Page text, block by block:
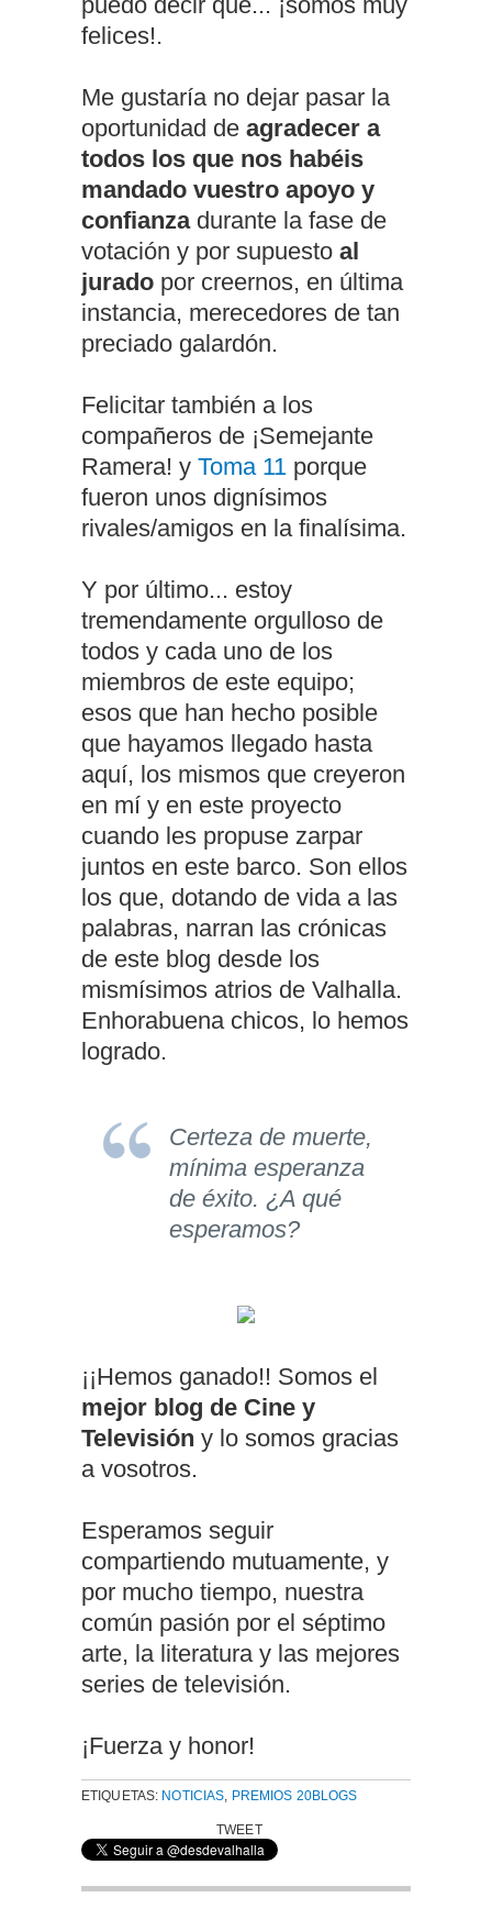
felices!.
Me gustaría no dejar pasar la
oportunidad de agradecer a
todos los que nos habéis
mandado vuestro apoyo y
confianzadurante la fase de
votación y por supuesto al
jurado por creernos, en última
instancia, merecedores de tan
preciado galardón.
Felicitar también a los
compañeros de ¡Semejante
Ramera! y Toma 11 porque
fueron unos dignísimos
rivales/amigos en la finalísima.
Y por último... estoy
tremendamente orgulloso de
todos y cada uno de los
miembros de este equipo;
esos que han hecho posible
que hayamos llegado hasta
aquí, los mismos que creyeron
en mí y en este proyecto
cuando les propuse zarpar
juntos en este barco. Son ellos
los que, dotando de vida a las
palabras, narran las crónicas
de este blog desde los
mismísimos atrios de Valhalla.
Enhorabuena chicos, lo hemos
logrado.
Certeza de muerte,
mínima esperanza
de éxito. ¿A qué
esperamos?
¡¡Hemos ganado!! Somos el
mejor blog de Cine y
Televisión y lo somos gracias
a vosotros.
Esperamos seguir
compartiendo mutuamente, y
por mucho tiempo, nuestra
común pasión por el séptimo
arte, la literatura y las mejores
series de televisión.
¡Fuerza y honor!
ETIQUETAS: NOTICIAS, PREMIOS 20BLOGS
TWEET